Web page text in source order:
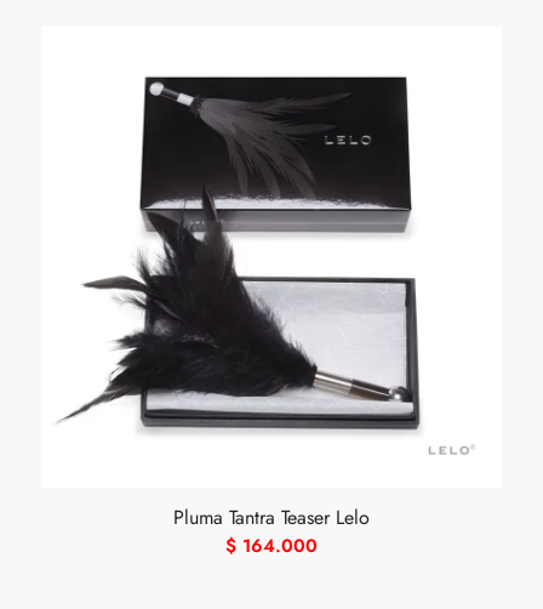
Pluma Tantra Teaser Lelo
$164.000